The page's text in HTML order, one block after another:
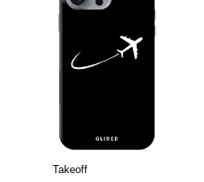
Takeoff